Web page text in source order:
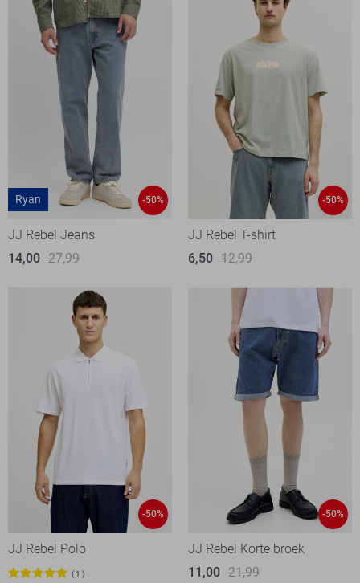
Ryan -50%
JJ Rebel Jeans
14,00 27,99
-50%
JJ Rebel T-shirt
6,50 12,99
-50%
JJ Rebel Polo
1
-50%
JJ Rebel Korte broek
11,00 21,99